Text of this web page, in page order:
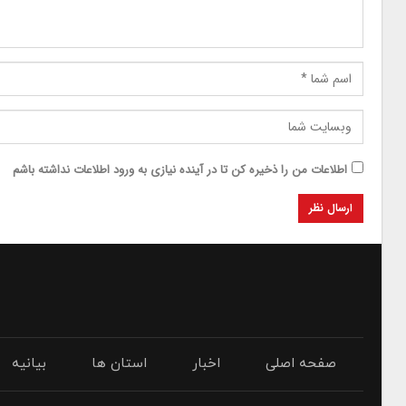
اطلاعات من را ذخیره کن تا در آینده نیازی به ورود اطلاعات نداشته باشم
صفحه اصلی اخبار استان ها بیانیه